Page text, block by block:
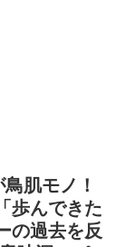
肌モノ！
歩んできた
の過去を反